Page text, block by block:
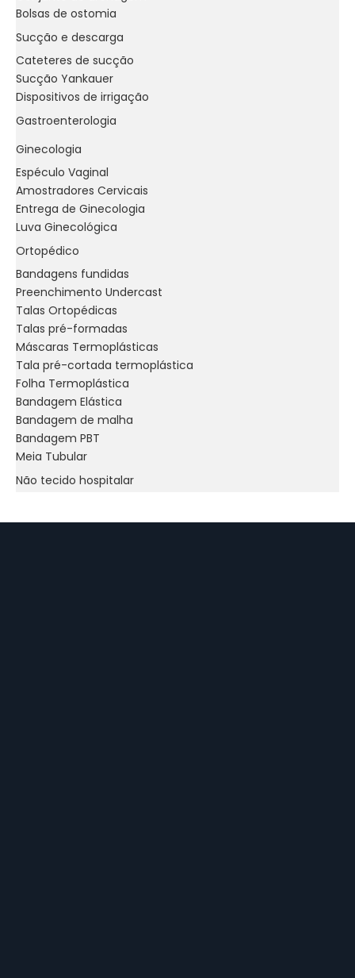
Bolsas de ostomia
Sucção e descarga
Cateteres de sucção
Sucção Yankauer
Dispositivos de irrigação
Gastroenterologia
Ginecologia
Espéculo Vaginal
Amostradores Cervicais
Entrega de Ginecologia
Luva Ginecológica
Ortopédico
Bandagens fundidas
Preenchimento Undercast
Talas Ortopédicas
Talas pré-formadas
Máscaras Termoplásticas
Tala pré-cortada termoplástica
Folha Termoplástica
Bandagem Elástica
Bandagem de malha
Bandagem PBT
Meia Tubular
Não tecido hospitalar
Boné Médico